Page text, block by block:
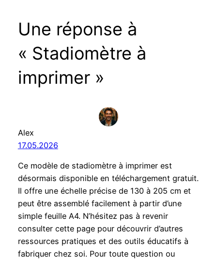
Une réponse à
« Stadiomètre à
imprimer »
Alex
17.05.2026
Ce modèle de stadiomètre à imprimer est
désormais disponible en téléchargement gratuit.
Il offre une échelle précise de 130 à 205 cm et
peut être assemblé facilement à partir d’une
simple feuille A4. N’hésitez pas à revenir
consulter cette page pour découvrir d’autres
ressources pratiques et des outils éducatifs à
fabriquer chez soi. Pour toute question ou